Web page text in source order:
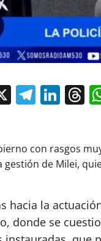
X
con rasgos
gestión de Milei,
hacia la
donde se